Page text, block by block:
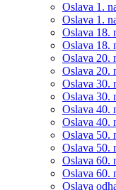
Oslava 1.
Oslava 1.
Oslava 18.
Oslava 18.
Oslava 20.
Oslava 20.
Oslava 30.
Oslava 30.
Oslava 40.
Oslava 40.
Oslava 50.
Oslava 50.
Oslava 60.
Oslava 60.
Oslava